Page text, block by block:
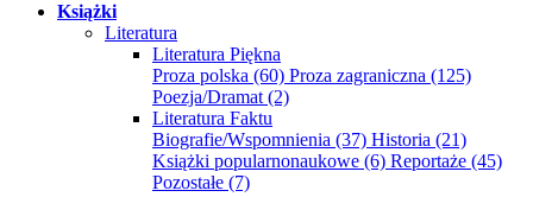
Książki
Literatura
Literatura Piękna
Proza polska (60) Proza zagraniczna (125)
Poezja/Dramat (2)
Literatura Faktu
Biografie/Wspomnienia (37) Historia (21)
Książki popularnonaukowe (6) Reportaże (45)
Pozostałe (7)